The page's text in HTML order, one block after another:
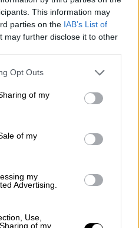
This information may
parties on the IAB’s List of
may further disclose it to other
Opt Outs
of my
of my
my
Advertising.
Use,
of my
VISTAS
Izaña registra
antes
que el ser humano